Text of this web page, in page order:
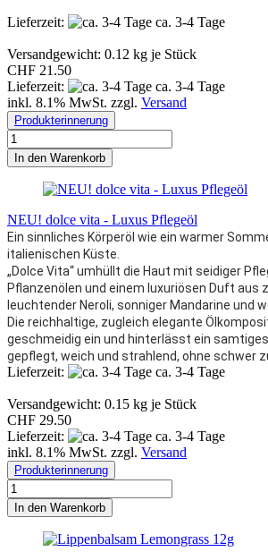
Lieferzeit: ca. 3-4 Tage
Versandgewicht: 0.12 kg je Stück
CHF 21.50
Lieferzeit:
ca. 3-4 Tage
inkl. 8.1% MwSt. zzgl. Versand
Produkterinnerung
In den Warenkorb
NEU! dolce vita - Luxus Pflegeöl
Ein sinnliches Körperöl wie ein warmer
italienischen Küste.
„Dolce Vita“ umhüllt die Haut mit seidiger
Pflanzenölen und einem luxuriösen Duft aus
leuchtender Neroli, sonniger Mandarine und
Die reichhaltige, zugleich elegante
geschmeidig ein und hinterlässt ein
gepflegt, weich und strahlend, ohne schwer
Lieferzeit: ca. 3-4 Tage
Versandgewicht: 0.15 kg je Stück
CHF 29.50
Lieferzeit:
ca. 3-4 Tage
inkl. 8.1% MwSt. zzgl. Versand
Produkterinnerung
In den Warenkorb